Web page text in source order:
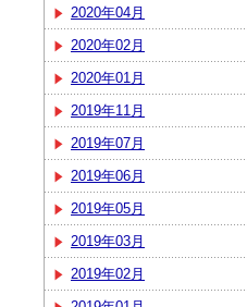
2020年04月
2020年02月
2020年01月
2019年11月
2019年07月
2019年06月
2019年05月
2019年03月
2019年02月